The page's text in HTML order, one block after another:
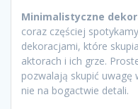
Minimalistyczne
coraz częściej
dekoracjami, które
aktorach i ich grze.
pozwalają skupić uwagę
nie na bogactwie detali.